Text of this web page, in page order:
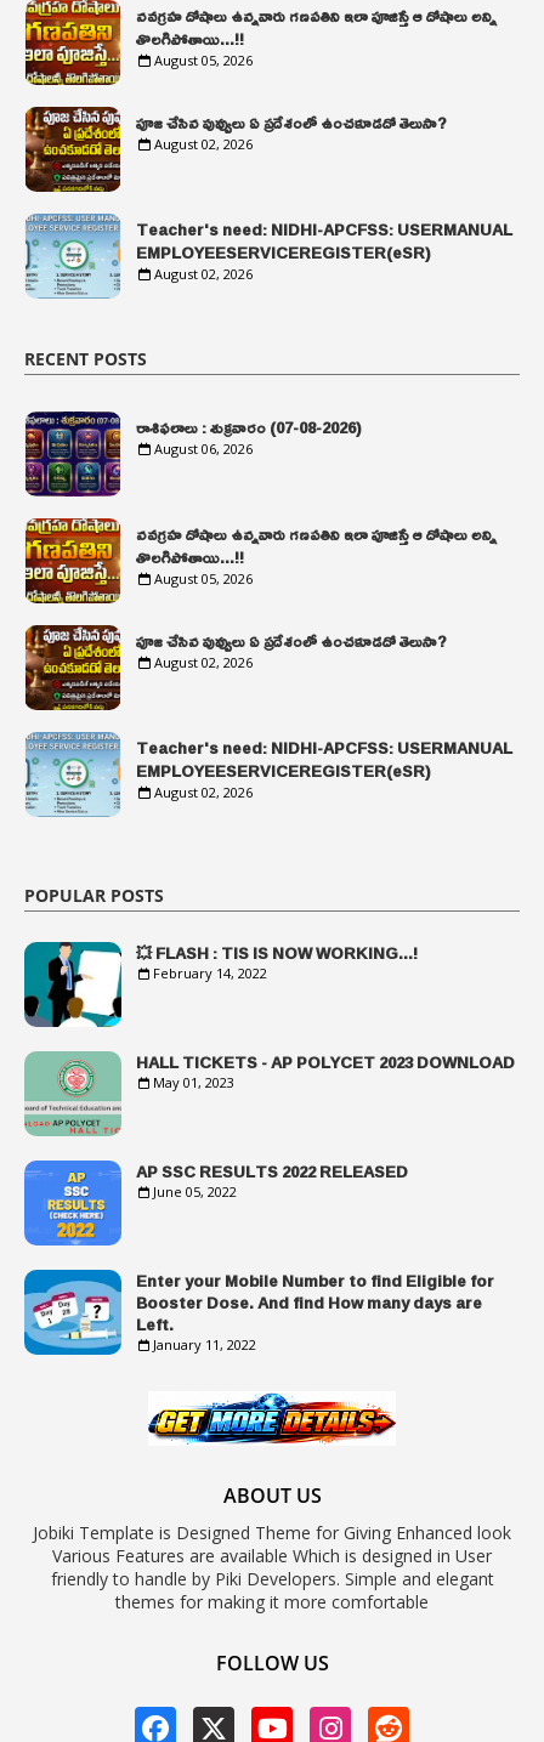
నవగ్రహ దోషాలు ఉన్నవారు గణపతిని ఇలా పూజిస్తే ఆ దోషాలు అన్ని
తొలగిపోతాయి...!!
August 05, 2026
పూజ చేసిన పువ్వులు ఏ ప్రదేశంలో ఉంచకూడదో తెలుసా?
August 02, 2026
Teacher's need: NIDHI-APCFSS: USERMANUAL
EMPLOYEESERVICEREGISTER(eSR)
August 02, 2026
RECENT POSTS
రాశిఫలాలు : శుక్రవారం (07-08-2026)
August 06, 2026
నవగ్రహ దోషాలు ఉన్నవారు గణపతిని ఇలా పూజిస్తే ఆ దోషాలు అన్ని
తొలగిపోతాయి...!!
August 05, 2026
పూజ చేసిన పువ్వులు ఏ ప్రదేశంలో ఉంచకూడదో తెలుసా?
August 02, 2026
Teacher's need: NIDHI-APCFSS: USERMANUAL
EMPLOYEESERVICEREGISTER(eSR)
August 02, 2026
POPULAR POSTS
💥 FLASH : TIS IS NOW WORKING...!
February 14, 2022
HALL TICKETS - AP POLYCET 2023 DOWNLOAD
May 01, 2023
AP SSC RESULTS 2022 RELEASED
June 05, 2022
Enter your Mobile Number to find Eligible for
Booster Dose. And find How many days are
Left.
January 11, 2022
ABOUT US
Jobiki Template is Designed Theme for Giving Enhanced look
Various Features are available Which is designed in User
friendly to handle by Piki Developers. Simple and elegant
themes for making it more comfortable
FOLLOW US